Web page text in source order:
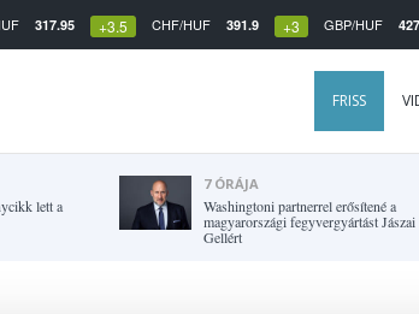
317.95 +3.5 CHF/HUF 391.9 +3 GBP/HUF
FRISS
lett a
7 ÓRÁJA
Washingtoni partnerrel erősítené a
magyarországi fegyvergyártást Jászai
Gellért